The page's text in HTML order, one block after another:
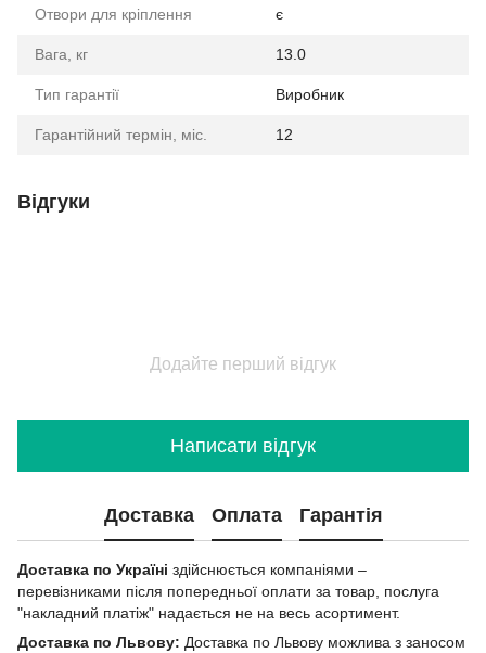
Отвори для кріплення є
Вага, кг 13.0
Тип гарантії Виробник
Гарантійний термін, міс. 12
Відгуки
Додайте перший відгук
Написати відгук
Доставка Оплата Гарантія
Доставка по Україні здійснюється компаніями –
перевізниками після попередньої оплати за товар, послуга
"накладний платіж" надається не на весь асортимент.
Доставка по Львову: Доставка по Львову можлива з заносом